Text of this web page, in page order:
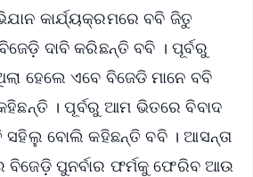
କାର୍ଯ୍ୟକ୍ରମରେ ବବି ଜିତୁ
ଦାବି କରିଛନ୍ତି ବବି । ପୂର୍ବରୁ
ହେଲେ ଏବେ ବିଜେଡି ମାନେ ବବି
। ପୂର୍ବରୁ ଆମ ଭିତରେ ବିବାଦ
ସହିଲୁ ବୋଲି କହିଛନ୍ତି ବବି । ଆସନ୍ତା
ବିଜେଡ଼ି ପୁନର୍ବାର ଫର୍ମକୁ ଫେରିବ ଆଉ